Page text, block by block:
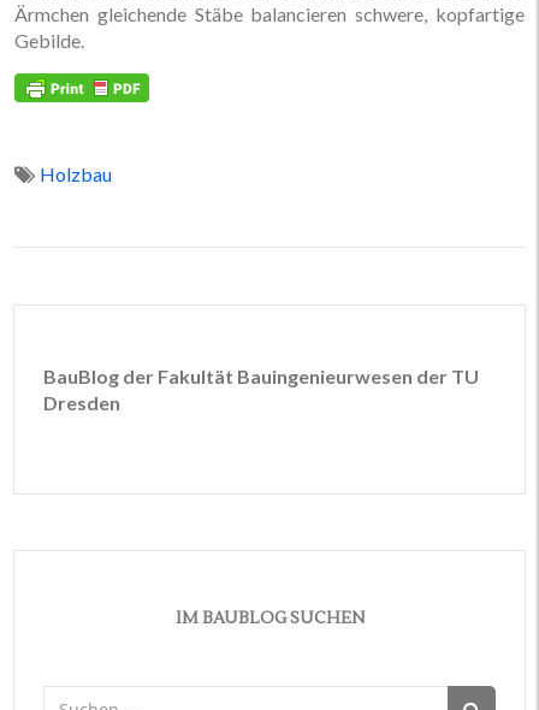
Ärmchen gleichende Stäbe balancieren schwere, kopfartige
Gebilde.
Holzbau
BauBlog der Fakultät Bauingenieurwesen der TU
Dresden
IM BAUBLOG SUCHEN
Suchen